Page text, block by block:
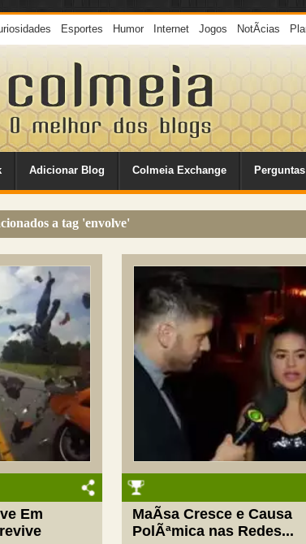
Esportes Humor Internet Jogos NotÃ­cias
Adicionar Blog Colmeia Exchange
a tag 'envolve'
Em
MaÃ­sa Cresce e Causa
PolÃªmica nas Redes...